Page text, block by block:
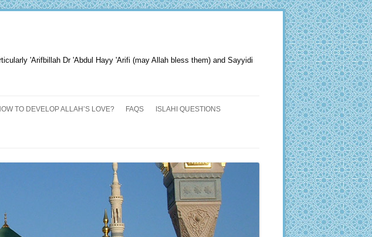
'Arifbillah Dr 'Abdul Hayy 'Arifi (may Allah bless them) and Sayyidi
TO DEVELOP ALLAH’S LOVE? FAQS ISLAHI QUESTIONS